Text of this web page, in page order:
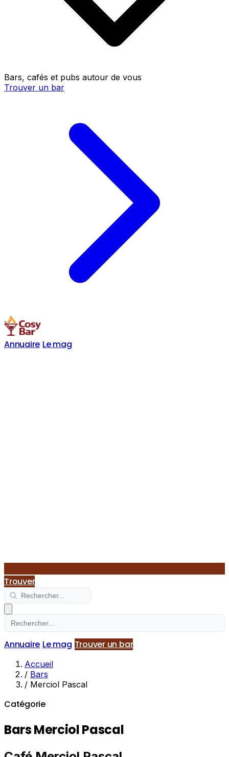
Bars, cafés et pubs autour de vous
Trouver un bar
Annuaire Le mag
Trouver
Annuaire Le mag Trouver un bar
Accueil
/ Bars
/ Merciol Pascal
Catégorie
Bars Merciol Pascal